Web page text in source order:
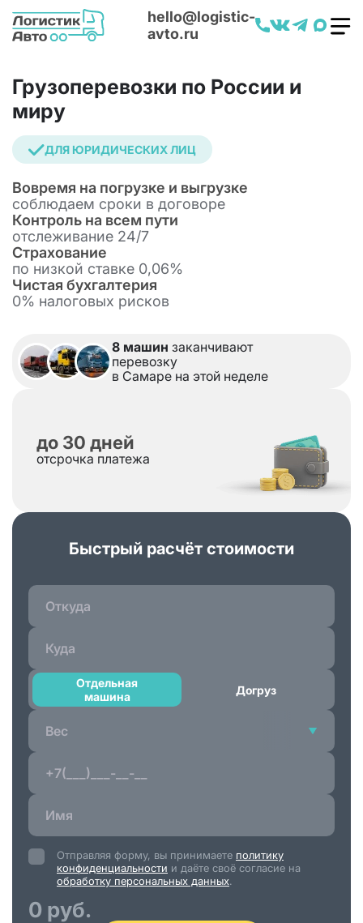
hello@logistic-
avto.ru
Грузоперевозки по России и
миру
ДЛЯ ЮРИДИЧЕСКИХ ЛИЦ
Вовремя на погрузке и выгрузке
cоблюдаем сроки в договоре
Контроль на всем пути
отслеживание 24/7
Страхование
по низкой ставке 0,06%
Чистая бухгалтерия
0% налоговых рисков
8 машин заканчивают
перевозку
в Самаре на этой неделе
до 30 дней
отсрочка платежа
Быстрый расчёт стоимости
Отдельная
машина
Догруз
Вес
Отправляя форму, вы принимаете политику
конфиденциальности и даёте своё согласие на
обработку персональных данных.
0 руб.